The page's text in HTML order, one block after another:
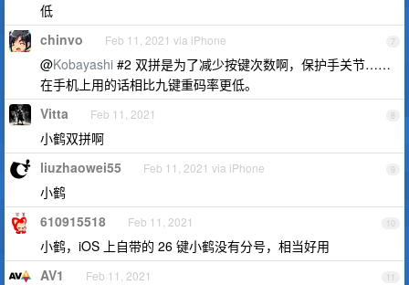
低
7
chinvo Feb 11, 2021 via iPhone
@Kobayashi #2 双拼是为了减少按键次数啊，保护手关节……
在手机上用的话相比九键重码率更低。
8
Vitta Feb 11, 2021
小鹤双拼啊
9
liuzhaowei55 Feb 11, 2021 via iPhone
小鹤
10
610915518 Feb 11, 2021
小鹤，iOS 上自带的 26 键小鹤没有分号，相当好用
11
AV1 Feb 11, 2021